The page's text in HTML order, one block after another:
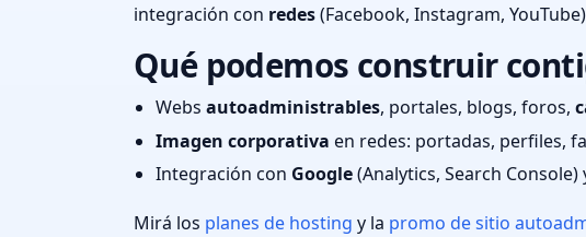
integración con redes(Facebook, Instagram,
Qué podemos construir
Webs autoadministrables, portales, blogs, foros,
Imagen corporativa en redes: portadas, perfiles,
Integración con Google(Analytics, Search
Mirá los planes de hosting y la promo de sitio